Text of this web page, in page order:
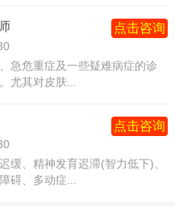
关系不稳定。
规则(如轮流发言、尊重他
排斥。
气或情绪失控，影响互动
无法准确理解他人的肢体
急危重症及一些疑难病症的诊
尤其对皮肤...
点击咨询
缓、精神发育迟滞(智力低下)、
碍、多动症...
点击咨询